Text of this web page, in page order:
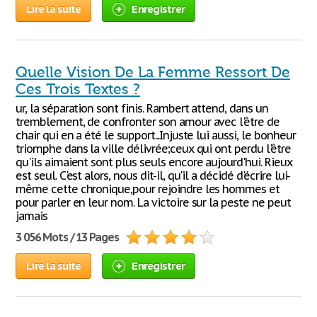
Lire la suite Enregistrer
Quelle Vision De La Femme Ressort De
Ces Trois Textes ?
ur, la séparation sont finis. Rambert attend, dans un
tremblement, de confronter son amour avec l'être de
chair qui en a été le support...Injuste lui aussi, le bonheur
triomphe dans la ville délivrée;ceux qui ont perdu l'être
qu'ils aimaient sont plus seuls encore aujourd'hui. Rieux
est seul. C'est alors, nous dit-il, qu'il a décidé d'écrire lui-
même cette chronique,pour rejoindre les hommes et
pour parler en leur nom. La victoire sur la peste ne peut
jamais
3 056 Mots / 13 Pages
Lire la suite Enregistrer